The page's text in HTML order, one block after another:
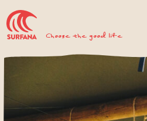
Choose the good life